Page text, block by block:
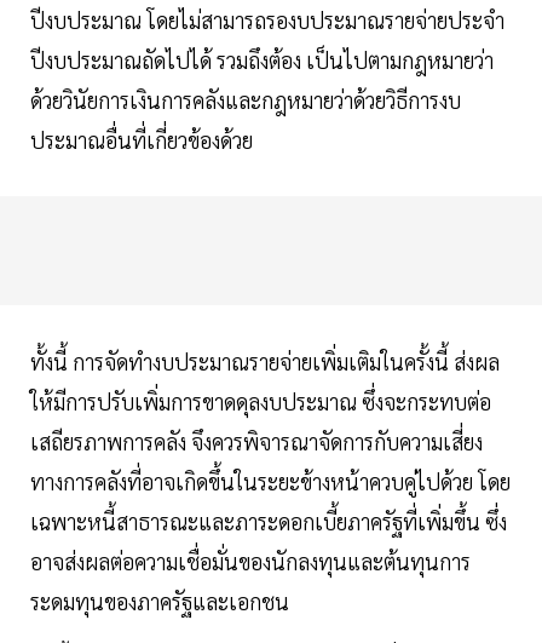
ปีงบประมาณ โดยไม่สามารถรองบประมาณรายจ่ายประจำ
ปีงบประมาณถัดไปได้ รวมถึงต้อง เป็นไปตามกฎหมายว่า
ด้วยวินัยการเงินการคลังและกฎหมายว่าด้วยวิธีการงบ
ประมาณอื่นที่เกี่ยวข้องด้วย
ทั้งนี้ การจัดทำงบประมาณรายจ่ายเพิ่มเติมในครั้งนี้ ส่งผล
ให้มีการปรับเพิ่มการขาดดุลงบประมาณ ซึ่งจะกระทบต่อ
เสถียรภาพการคลัง จึงควรพิจารณาจัดการกับความเสี่ยง
ทางการคลังที่อาจเกิดขึ้นในระยะข้างหน้าควบคู่ไปด้วย โดย
เฉพาะหนี้สาธารณะและภาระดอกเบี้ยภาครัฐที่เพิ่มขึ้น ซึ่ง
อาจส่งผลต่อความเชื่อมั่นของนักลงทุนและต้นทุนการ
ระดมทุนของภาครัฐและเอกชน